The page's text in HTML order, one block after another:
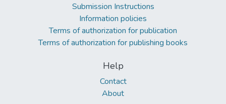
Submission Instructions
Information policies
Terms of authorization for publication
Terms of authorization for publishing books
Help
Contact
About